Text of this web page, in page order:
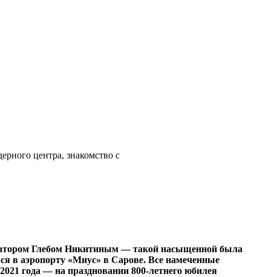
центра, знакомство с
Глебом Никитиным — такой насыщенной была
в аэропорту «Миус» в Сарове. Все намеченные
года — на праздновании 800-летнего юбилея